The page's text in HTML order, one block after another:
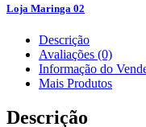
Loja Maringa 02
Descrição
Avaliações (0)
Informação do
Mais Produtos
Descrição